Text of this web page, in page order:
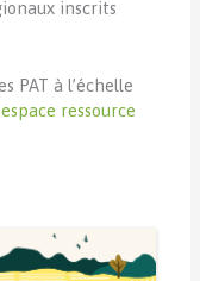
inscrits
PAT à l’échelle
ressource